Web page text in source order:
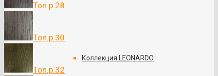
Коллекция LEONARDO
Ton.p.28
Ton.p.30
Ton.p.32